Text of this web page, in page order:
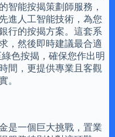
智能按揭策劃師服務，
進人工智能技術，為您
行的按揭方案。這套系
，然後即時建議最合適
色按揭，確保您作出明
間，更提供專業且客觀
。
是一個巨大挑戰，置業